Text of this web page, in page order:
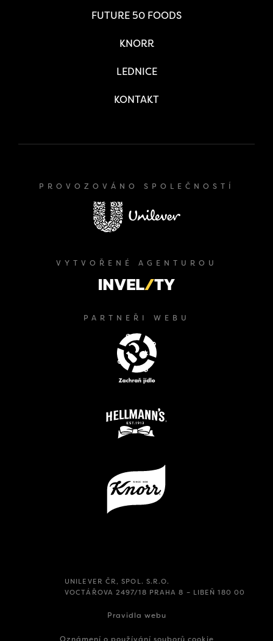
FUTURE 50 FOODS
KNORR
LEDNICE
KONTAKT
PROVOZOVÁNO SPOLEČNOSTÍ
VYTVOŘENÉ AGENTUROU
PARTNEŘI WEBU
UNILEVER ČR, SPOL. S.R.O.
VOCTÁŘOVA 2497/18 PRAHA 8 – LIBEŇ 180 00
Pravidla webu
Oznámení o používání souborů cookie